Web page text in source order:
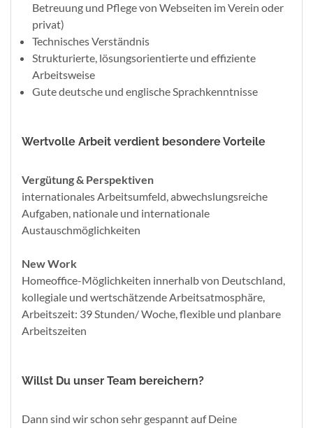
Betreuung und Pflege von Webseiten im Verein oder
privat)
Technisches Verständnis
Strukturierte, lösungsorientierte und effiziente
Arbeitsweise
Gute deutsche und englische Sprachkenntnisse
Wertvolle Arbeit verdient besondere Vorteile
Vergütung & Perspektiven
internationales Arbeitsumfeld, abwechslungsreiche
Aufgaben, nationale und internationale
Austauschmöglichkeiten
New Work
Homeoffice-Möglichkeiten innerhalb von Deutschland,
kollegiale und wertschätzende Arbeitsatmosphäre,
Arbeitszeit: 39 Stunden/ Woche, flexible und planbare
Arbeitszeiten
Willst Du unser Team bereichern?
Dann sind wir schon sehr gespannt auf Deine